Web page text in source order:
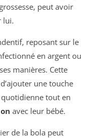
peut avoir
lui.
reposant sur le
en argent ou
manières. Cette
une touche
tout en
avec leur bébé.
de la bola peut